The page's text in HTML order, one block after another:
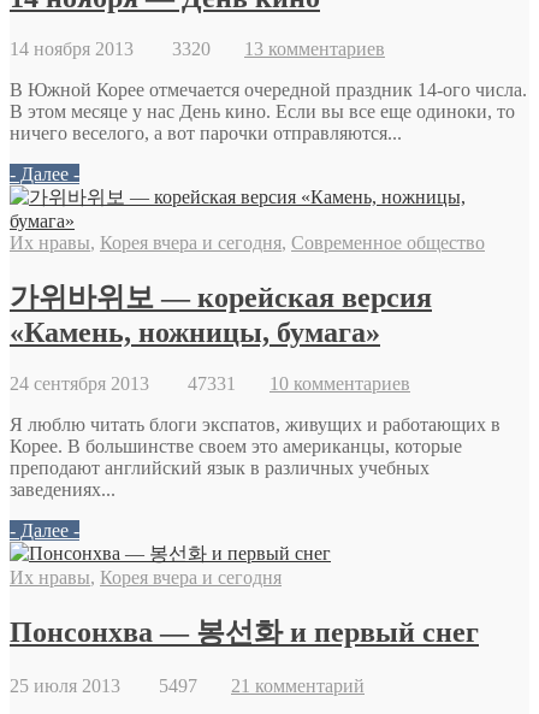
14 ноября 2013 3320 13 комментариев
В Южной Корее отмечается очередной праздник 14-ого числа.
В этом месяце у нас День кино. Если вы все еще одиноки, то
ничего веселого, а вот парочки отправляются...
- Далее -
Их нравы, Корея вчера и сегодня, Современное общество
가위바위보 — корейская версия
«Камень, ножницы, бумага»
24 сентября 2013 47331 10 комментариев
Я люблю читать блоги экспатов, живущих и работающих в
Корее. В большинстве своем это американцы, которые
преподают английский язык в различных учебных
заведениях...
- Далее -
Их нравы, Корея вчера и сегодня
Понсонхва — 봉선화 и первый снег
25 июля 2013 5497 21 комментарий